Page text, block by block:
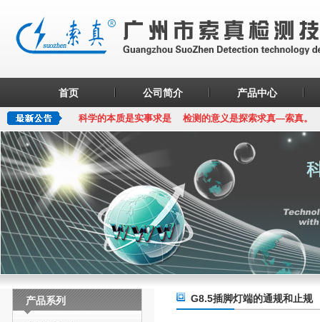
首页 公司简介 产品中心
科学的本质是实事求是 检测的意义是探索求真—索真。
产品系列 G8.5插脚灯端的通规和止规